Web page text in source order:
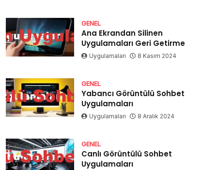
GENEL
Ana Ekrandan Silinen
Uygulamaları Geri Getirme
Uygulamaları 8 Kasım 2024
GENEL
Yabancı Görüntülü Sohbet
Uygulamaları
Uygulamaları 8 Aralık 2024
GENEL
Canlı Görüntülü Sohbet
Uygulamaları